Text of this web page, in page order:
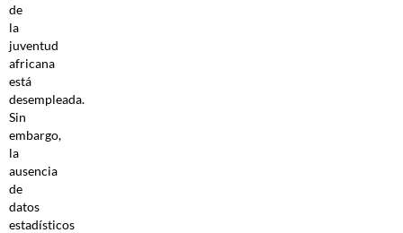
de
la
juventud
africana
está
desempleada.
Sin
embargo,
la
ausencia
de
datos
estadísticos